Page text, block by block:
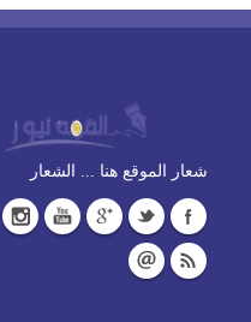
شعار الموقع هنا ... الشعار